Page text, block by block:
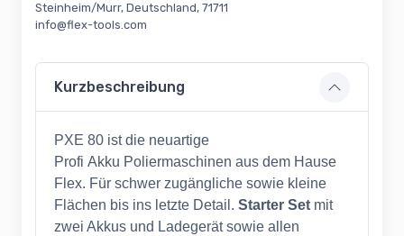
Steinheim/Murr, Deutschland, 71711
info@flex-tools.com
Kurzbeschreibung
PXE 80 ist die neuartige
Profi Akku Poliermaschinen aus dem Hause
Flex. Für schwer zugängliche sowie kleine
Flächen bis ins letzte Detail. Starter Set mit
zwei Akkus und Ladegerät sowie allen